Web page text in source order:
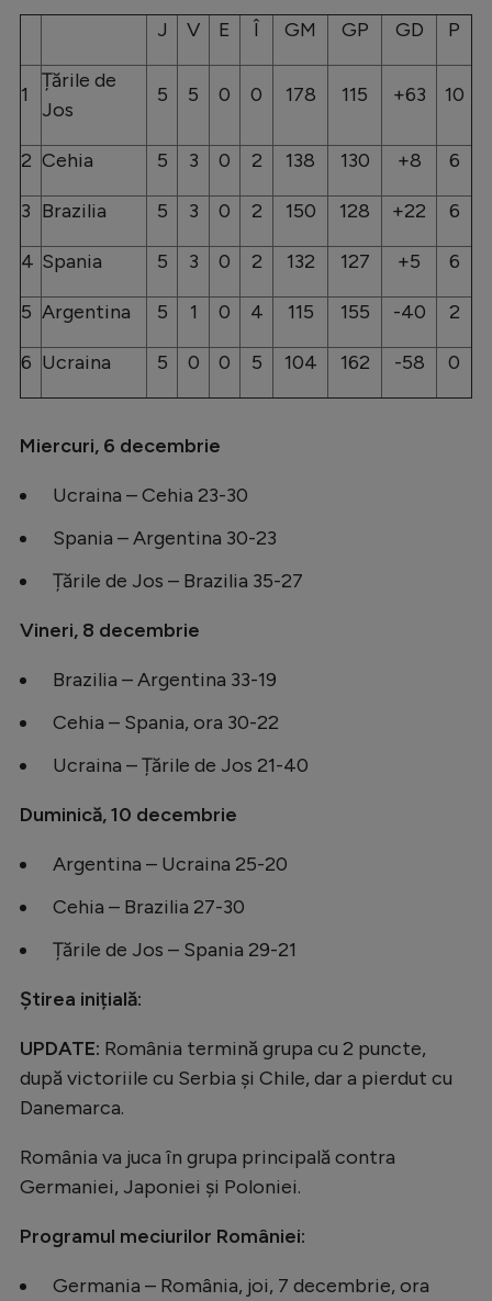
J V E Î GM GP GD P
1
Țările de
Jos
5 5 0 0 178 115 +63 10
2 Cehia 5 3 0 2 138 130 +8 6
3 Brazilia 5 3 0 2 150 128 +22 6
4 Spania 5 3 0 2 132 127 +5 6
5 Argentina 5 1 0 4 115 155 -40 2
6 Ucraina 5 0 0 5 104 162 -58 0
Miercuri, 6 decembrie
Ucraina – Cehia 23-30
Spania – Argentina 30-23
Țările de Jos – Brazilia 35-27
Vineri, 8 decembrie
Brazilia – Argentina 33-19
Cehia – Spania, ora 30-22
Ucraina – Țările de Jos 21-40
Duminică, 10 decembrie
Argentina – Ucraina 25-20
Cehia – Brazilia 27-30
Țările de Jos – Spania 29-21
Știrea inițială:
UPDATE: România termină grupa cu 2 puncte,
după victoriile cu Serbia și Chile, dar a pierdut cu
Danemarca.
România va juca în grupa principală contra
Germaniei, Japoniei și Poloniei.
Programul meciurilor României:
Germania – România, joi, 7 decembrie, ora